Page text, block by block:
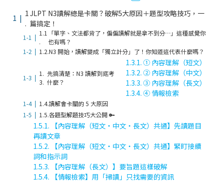
1
.
JLPT N3讀解總是卡關？破解5大原因＋題型攻略技巧，一
篇搞定！
1.1
.
「單字、文法都背了，偏偏讀解就是拿不到分…」這種感覺你
也有嗎？
1.2.N3 開始，讀解變成「獨立計分」了！你知道這代表什麼嗎？
1.
3.
先搞清楚：N3 讀解到底考
什麼？
1.3.1. ① 內容理解（短文）
1.3.2. ② 內容理解（中文）
1.3.3. ③ 內容理解（長文）
1.3.4. ④ 情報檢索
1.4.讀解會卡關的 5 大原因
1.5.各題型解題技巧大公開 🔑
1.5.1. 【內容理解（短文・中文・長文）共通】先讀題目
再讀文章
1.5.2. 【內容理解（短文・中文・長文）共通】緊盯接續
詞和指示詞
1.5.3. 【內容理解（長文）】要旨題這樣破解
1.5.4. 【情報檢索】用「掃讀」只找需要的資訊